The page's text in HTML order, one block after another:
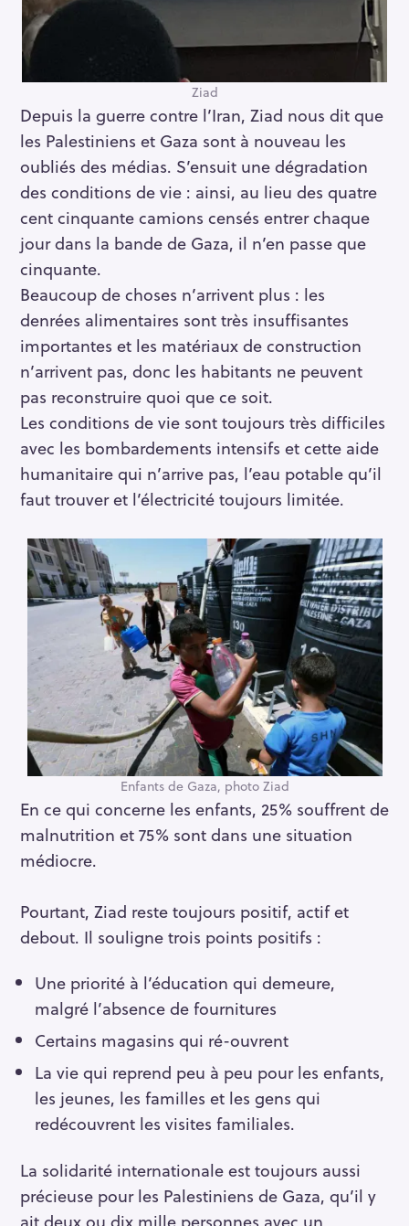
Ziad
Depuis la guerre contre l’Iran, Ziad nous dit que
les Palestiniens et Gaza sont à nouveau les
oubliés des médias. S’ensuit une dégradation
des conditions de vie : ainsi, au lieu des quatre
cent cinquante camions censés entrer chaque
jour dans la bande de Gaza, il n’en passe que
cinquante.
Beaucoup de choses n’arrivent plus : les
denrées alimentaires sont très insuffisantes
importantes et les matériaux de construction
n’arrivent pas, donc les habitants ne peuvent
pas reconstruire quoi que ce soit.
Les conditions de vie sont toujours très difficiles
avec les bombardements intensifs et cette aide
humanitaire qui n’arrive pas, l’eau potable qu’il
faut trouver et l’électricité toujours limitée.
Enfants de Gaza, photo Ziad
En ce qui concerne les enfants, 25% souffrent de
malnutrition et 75% sont dans une situation
médiocre.
Pourtant, Ziad reste toujours positif, actif et
debout. Il souligne trois points positifs :
Une priorité à l’éducation qui demeure,
malgré l’absence de fournitures
Certains magasins qui ré-ouvrent
La vie qui reprend peu à peu pour les enfants,
les jeunes, les familles et les gens qui
redécouvrent les visites familiales.
La solidarité internationale est toujours aussi
précieuse pour les Palestiniens de Gaza, qu’il y
ait deux ou dix mille personnes avec un